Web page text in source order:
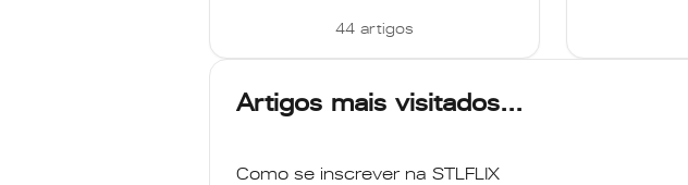
44 artigos
Artigos mais visitados...
Como se inscrever na STLFLIX